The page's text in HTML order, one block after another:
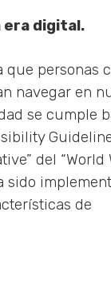
era digital.
que personas
navegar en
se cumple
del “World
sido
de